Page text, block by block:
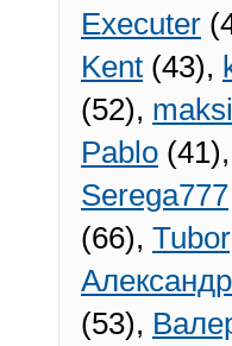
Executer
Kent (43),
(52),
Pablo (41),
Serega777
(66),
(53),